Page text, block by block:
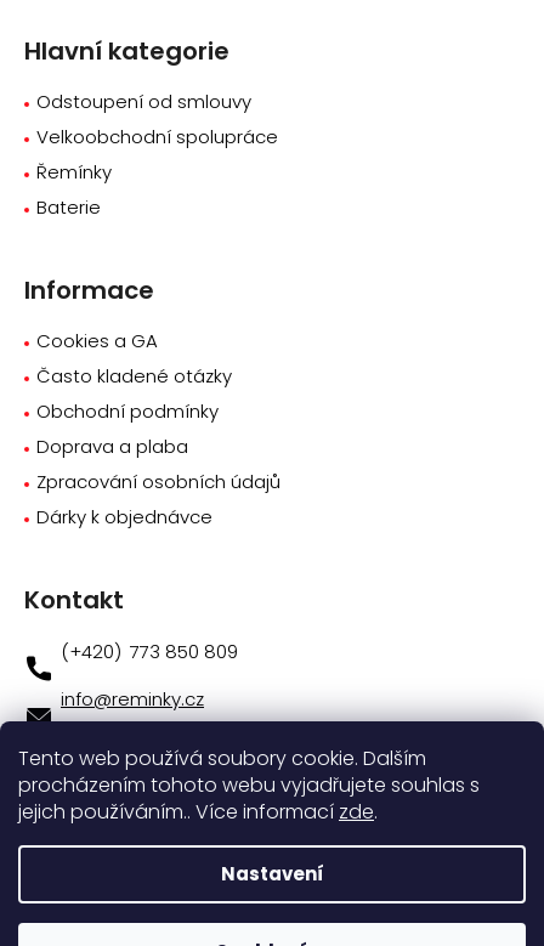
Tento web používá soubory cookie. Dalším
procházením tohoto webu vyjadřujete souhlas s
jejich používáním.. Více informací zde.
Nastavení
Hlavní kategorie
Odstoupení od smlouvy
Velkoobchodní spolupráce
Řemínky
Baterie
Informace
Cookies a GA
Často kladené otázky
Obchodní podmínky
Doprava a plaba
Zpracování osobních údajů
Dárky k objednávce
Kontakt
info@reminky.cz
773 850 809
773 850 809
Novinky na facebooku
Instagram
Vytvořil Shoptet|NakódovaleshopGuru